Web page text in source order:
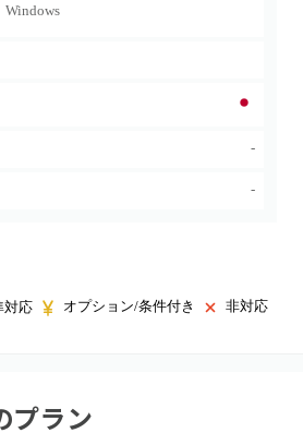
Windows
-
-
対応 オプション/条件付き 非対応
プラン